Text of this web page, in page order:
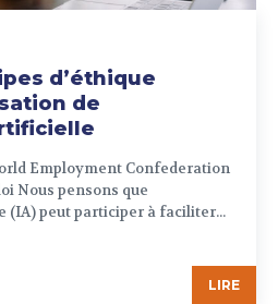
d’éthique
de
Employment Confederation
(IA) peut participer à faciliter...
LIRE